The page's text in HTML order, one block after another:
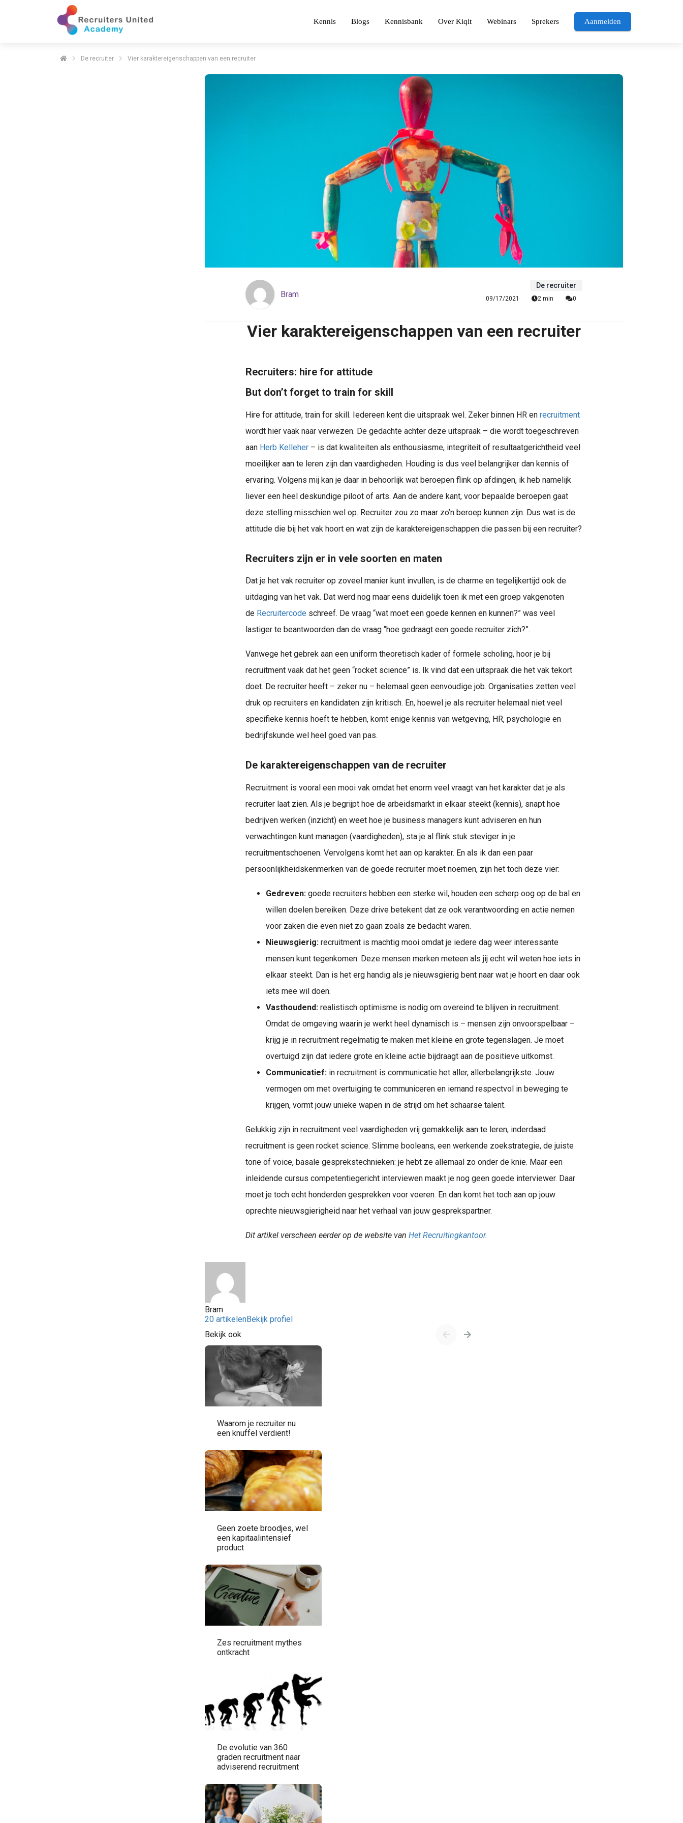
Kennis Blogs Kennisbank Over Kiqit Webinars Sprekers Aanmelden
De recruiter Vier karaktereigenschappen van een recruiter
Bram
De recruiter
09/17/2021 2 min 0
Vier karaktereigenschappen van een recruiter
Recruiters: hire for attitude
But don’t forget to train for skill
Hire for attitude, train for skill. Iedereen kent die uitspraak wel. Zeker binnen HR en recruitment
wordt hier vaak naar verwezen. De gedachte achter deze uitspraak – die wordt toegeschreven
aan Herb Kelleher – is dat kwaliteiten als enthousiasme, integriteit of resultaatgerichtheid veel
moeilijker aan te leren zijn dan vaardigheden. Houding is dus veel belangrijker dan kennis of
ervaring. Volgens mij kan je daar in behoorlijk wat beroepen flink op afdingen, ik heb namelijk
liever een heel deskundige piloot of arts. Aan de andere kant, voor bepaalde beroepen gaat
deze stelling misschien wel op. Recruiter zou zo maar zo’n beroep kunnen zijn. Dus wat is de
attitude die bij het vak hoort en wat zijn de karaktereigenschappen die passen bij een recruiter?
Recruiters zijn er in vele soorten en maten
Dat je het vak recruiter op zoveel manier kunt invullen, is de charme en tegelijkertijd ook de
uitdaging van het vak. Dat werd nog maar eens duidelijk toen ik met een groep vakgenoten
de Recruitercode schreef. De vraag “wat moet een goede kennen en kunnen?” was veel
lastiger te beantwoorden dan de vraag “hoe gedraagt een goede recruiter zich?”.
Vanwege het gebrek aan een uniform theoretisch kader of formele scholing, hoor je bij
recruitment vaak dat het geen “rocket science” is. Ik vind dat een uitspraak die het vak tekort
doet. De recruiter heeft – zeker nu – helemaal geen eenvoudige job. Organisaties zetten veel
druk op recruiters en kandidaten zijn kritisch. En, hoewel je als recruiter helemaal niet veel
specifieke kennis hoeft te hebben, komt enige kennis van wetgeving, HR, psychologie en
bedrijfskunde wel heel goed van pas.
De karaktereigenschappen van de recruiter
Recruitment is vooral een mooi vak omdat het enorm veel vraagt van het karakter dat je als
recruiter laat zien. Als je begrijpt hoe de arbeidsmarkt in elkaar steekt (kennis), snapt hoe
bedrijven werken (inzicht) en weet hoe je business managers kunt adviseren en hun
verwachtingen kunt managen (vaardigheden), sta je al flink stuk steviger in je
recruitmentschoenen. Vervolgens komt het aan op karakter. En als ik dan een paar
persoonlijkheidskenmerken van de goede recruiter moet noemen, zijn het toch deze vier:
Gedreven: goede recruiters hebben een sterke wil, houden een scherp oog op de bal en
willen doelen bereiken. Deze drive betekent dat ze ook verantwoording en actie nemen
voor zaken die even niet zo gaan zoals ze bedacht waren.
Nieuwsgierig: recruitment is machtig mooi omdat je iedere dag weer interessante
mensen kunt tegenkomen. Deze mensen merken meteen als jij echt wil weten hoe iets in
elkaar steekt. Dan is het erg handig als je nieuwsgierig bent naar wat je hoort en daar ook
iets mee wil doen.
Vasthoudend: realistisch optimisme is nodig om overeind te blijven in recruitment.
Omdat de omgeving waarin je werkt heel dynamisch is – mensen zijn onvoorspelbaar –
krijg je in recruitment regelmatig te maken met kleine en grote tegenslagen. Je moet
overtuigd zijn dat iedere grote en kleine actie bijdraagt aan de positieve uitkomst.
Communicatief: in recruitment is communicatie het aller, allerbelangrijkste. Jouw
vermogen om met overtuiging te communiceren en iemand respectvol in beweging te
krijgen, vormt jouw unieke wapen in de strijd om het schaarse talent.
Gelukkig zijn in recruitment veel vaardigheden vrij gemakkelijk aan te leren, inderdaad
recruitment is geen rocket science. Slimme booleans, een werkende zoekstrategie, de juiste
tone of voice, basale gesprekstechnieken: je hebt ze allemaal zo onder de knie. Maar een
inleidende cursus competentiegericht interviewen maakt je nog geen goede interviewer. Daar
moet je toch echt honderden gesprekken voor voeren. En dan komt het toch aan op jouw
oprechte nieuwsgierigheid naar het verhaal van jouw gesprekspartner.
Dit artikel verscheen eerder op de website van Het Recruitingkantoor.
Bram
20 artikelenBekijk profiel
Bekijk ook
Waarom je recruiter nu
een knuffel verdient!
Geen zoete broodjes, wel
een kapitaalintensief
product
Zes recruitment mythes
ontkracht
De evolutie van 360
graden recruitment naar
adviserend recruitment